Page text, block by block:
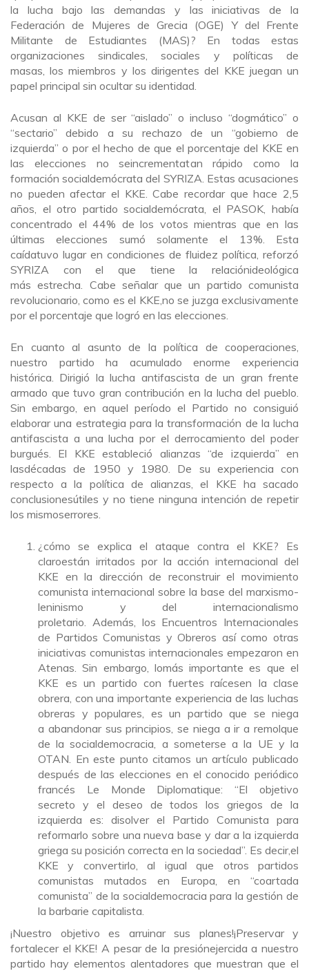
la lucha bajo las demandas y las iniciativas de la
Federación de Mujeres de Grecia (OGE) Y del Frente
Militante de Estudiantes (MAS)? En todas estas
organizaciones sindicales, sociales y políticas de
masas, los miembros y los dirigentes del KKE juegan un
papel principal sin ocultar su identidad.
Acusan al KKE de ser “aislado” o incluso “dogmático” o
“sectario” debido a su rechazo de un “gobierno de
izquierda” o por el hecho de que el porcentaje del KKE en
las elecciones no seincrementatan rápido como la
formación socialdemócrata del SYRIZA. Estas acusaciones
no pueden afectar el KKE. Cabe recordar que hace 2,5
años, el otro partido socialdemócrata, el PASOK, había
concentrado el 44% de los votos mientras que en las
últimas elecciones sumó solamente el 13%. Esta
caídatuvo lugar en condiciones de fluidez política, reforzó
SYRIZA con el que tiene la relaciónideológica
más estrecha. Cabe señalar que un partido comunista
revolucionario, como es el KKE,no se juzga exclusivamente
por el porcentaje que logró en las elecciones.
En cuanto al asunto de la política de cooperaciones,
nuestro partido ha acumulado enorme experiencia
histórica. Dirigió la lucha antifascista de un gran frente
armado que tuvo gran contribución en la lucha del pueblo.
Sin embargo, en aquel período el Partido no consiguió
elaborar una estrategia para la transformación de la lucha
antifascista a una lucha por el derrocamiento del poder
burgués. El KKE estableció alianzas “de izquierda” en
lasdécadas de 1950 y 1980. De su experiencia con
respecto a la política de alianzas, el KKE ha sacado
conclusionesútiles y no tiene ninguna intención de repetir
los mismoserrores.
¿cómo se explica el ataque contra el KKE? Es
claroestán irritados por la acción internacional del
KKE en la dirección de reconstruir el movimiento
comunista internacional sobre la base del marxismo-
leninismo y del internacionalismo
proletario. Además, los Encuentros Internacionales
de Partidos Comunistas y Obreros así como otras
iniciativas comunistas internacionales empezaron en
Atenas. Sin embargo, lomás importante es que el
KKE es un partido con fuertes raícesen la clase
obrera, con una importante experiencia de las luchas
obreras y populares, es un partido que se niega
a abandonar sus principios, se niega a ir a remolque
de la socialdemocracia, a someterse a la UE y la
OTAN. En este punto citamos un artículo publicado
después de las elecciones en el conocido periódico
francés Le Monde Diplomatique: “El objetivo
secreto y el deseo de todos los griegos de la
izquierda es: disolver el Partido Comunista para
reformarlo sobre una nueva base y dar a la izquierda
griega su posición correcta en la sociedad”. Es decir,el
KKE y convertirlo, al igual que otros partidos
comunistas mutados en Europa, en “coartada
comunista” de la socialdemocracia para la gestión de
la barbarie capitalista.
¡Nuestro objetivo es arruinar sus planes!¡Preservar y
fortalecer el KKE! A pesar de la presiónejercida a nuestro
partido hay elementos alentadores que muestran que el